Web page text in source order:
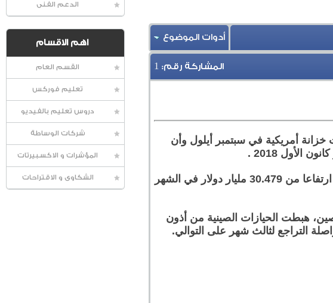
الدعم الفنى
اهم الاقسام
القسم العام
تعليم فوركس
دروس تعليم بالفيديو
شركات الوساطة
المؤشرات و الاكسبيرتات
الشكاوى و الاقتراحات
أدوات الموضوع
المشاركة رقم: 1
خزانة أمريكية في سبتمبر أيلول وأن
2018 .
وبلغ إجمالي التدفقات الأجنبية الخارجة 34.324 مليار دولار في سبتمبر أيلول، ارتفاعا من 30.479 مليار دولار في الشهر
هبطت الحيازات الصينية من أذون